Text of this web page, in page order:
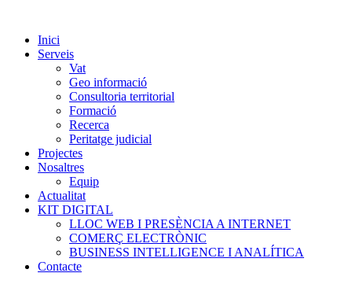
Inici
Serveis
Vat
Geo informació
Consultoria territorial
Formació
Recerca
Peritatge judicial
Projectes
Nosaltres
Equip
Actualitat
KIT DIGITAL
LLOC WEB I PRESÈNCIA A INTERNET
COMERÇ ELECTRÒNIC
BUSINESS INTELLIGENCE I ANALÍTICA
Contacte